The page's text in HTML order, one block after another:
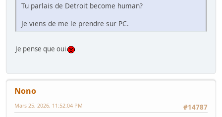
Tu parlais de Detroit become human?
Je viens de me le prendre sur PC.
Je pense que oui
Nono
#14787
Mars 25, 2026, 11:52:04 PM